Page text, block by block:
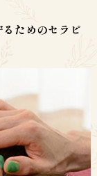
ためのセラピ